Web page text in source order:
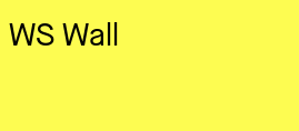
WS Wall